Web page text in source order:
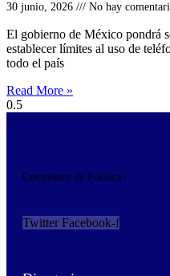
30 junio, 2026 No hay
El gobierno de México pondrá
establecer límites al uso de
todo el país
Read More »
Cuestiones de Política
Twitter Facebook-f